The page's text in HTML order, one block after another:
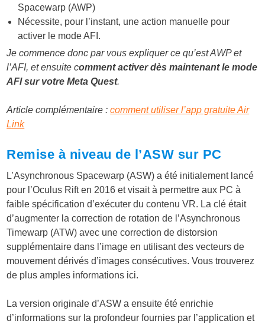
Spacewarp (AWP)
Nécessite, pour l’instant, une action manuelle pour
activer le mode AFI.
Je commence donc par vous expliquer ce qu’est AWP et
l’AFI, et ensuite comment activer dès maintenant le mode
AFI sur votre Meta Quest.
Article complémentaire :comment utiliser l’app gratuite Air
Link
Remise à niveau de l’ASW sur PC
L’Asynchronous Spacewarp (ASW) a été initialement lancé
pour l’Oculus Rift en 2016 et visait à permettre aux PC à
faible spécification d’exécuter du contenu VR. La clé était
d’augmenter la correction de rotation de l’Asynchronous
Timewarp (ATW) avec une correction de distorsion
supplémentaire dans l’image en utilisant des vecteurs de
mouvement dérivés d’images consécutives. Vous trouverez
de plus amples informations ici.
La version originale d’ASW a ensuite été enrichie
d’informations sur la profondeur fournies par l’application et